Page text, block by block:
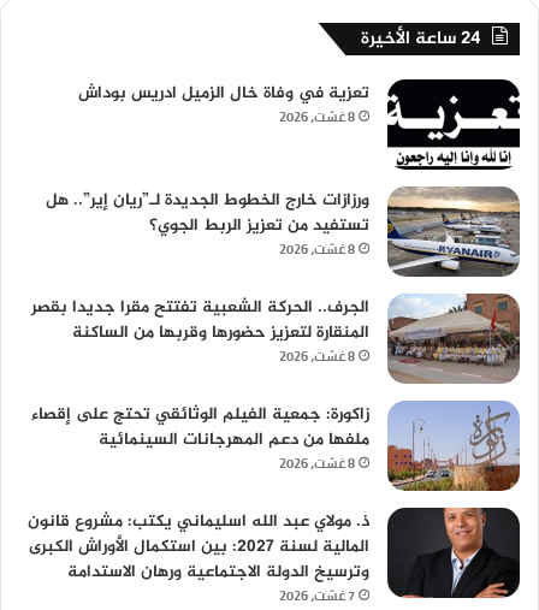
24 ساعة الأخيرة
تعزية في وفاة خال الزميل ادريس بوداش
8 غشت، 2026
ورزازات خارج الخطوط الجديدة لـ”ريان إير”.. هل
تستفيد من تعزيز الربط الجوي؟
8 غشت، 2026
الجرف.. الحركة الشعبية تفتتح مقرا جديدا بقصر
المنقارة لتعزيز حضورها وقربها من الساكنة
8 غشت، 2026
زاكورة: جمعية الفيلم الوثائقي تحتج على إقصاء
ملفها من دعم المهرجانات السينمائية
8 غشت، 2026
ذ. مولاي عبد الله اسليماني يكتب: مشروع قانون
المالية لسنة 2027: بين استكمال الأوراش الكبرى
وترسيخ الدولة الاجتماعية ورهان الاستدامة
7 غشت، 2026